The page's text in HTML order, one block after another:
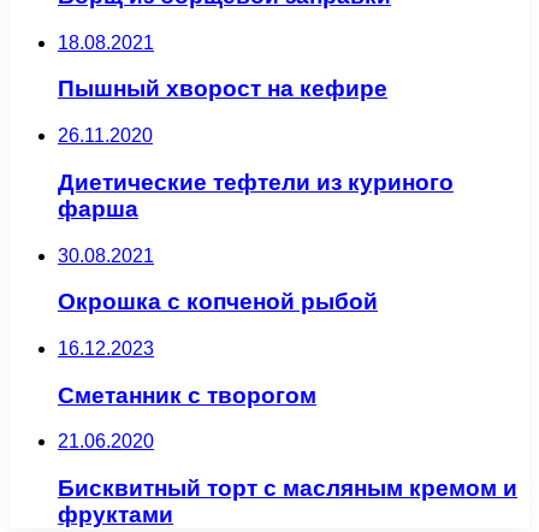
18.08.2021
Пышный хворост на кефире
26.11.2020
Диетические тефтели из куриного
фарша
30.08.2021
Окрошка с копченой рыбой
16.12.2023
Сметанник с творогом
21.06.2020
Бисквитный торт с масляным кремом и
фруктами